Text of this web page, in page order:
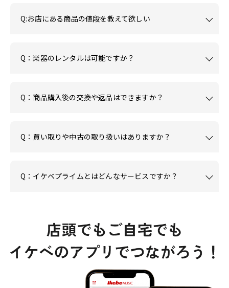
Q:お店にある商品の値段を教えて欲しい
Q：楽器のレンタルは可能ですか？
Q：商品購入後の交換や返品はできますか？
Q：買い取りや中古の取り扱いはありますか？
Q：イケベプライムとはどんなサービスですか？